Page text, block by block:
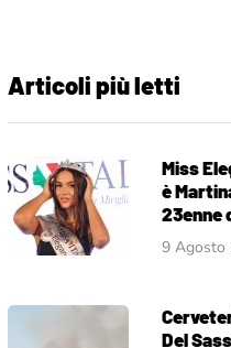
Articoli più letti
Miss
è
23enne
9 Agosto
Del